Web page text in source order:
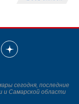
сегодня, последние
и Самарской области